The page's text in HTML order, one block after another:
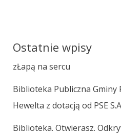
Ostatnie wpisy
zŁapą na sercu
Biblioteka Publiczna
Hewelta z dotacją od PSE
Biblioteka. Otwierasz.